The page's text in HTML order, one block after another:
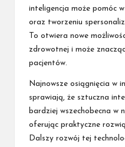
inteligencja może pomóc
oraz tworzeniu
To otwiera nowe
zdrowotnej i może
pacjentów.
Najnowsze osiągnięcia w
sprawiają, że sztuczna
bardziej wszechobecna w
oferując praktyczne
Dalszy rozwój tej